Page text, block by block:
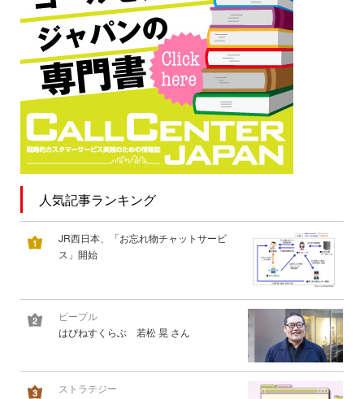
人気記事ランキング
JR西日本、「お忘れ物チャットサービ
ス」開始
ピープル
はぴねすくらぶ 若松 晃 さん
ストラテジー